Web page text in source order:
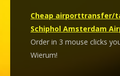
Cheap airporttransfer/
Schiphol Amsterdam
Order in 3 mouse clicks
Wierum!